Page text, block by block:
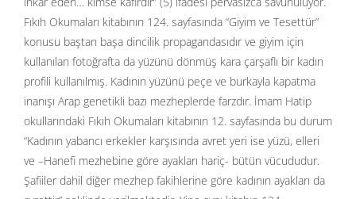
Fıkıh Okumaları kitabının 124. sayfasında “Giyim ve Tesettür”
konusu baştan başa dincilik propagandasıdır ve giyim için
kullanılan fotoğrafta da yüzünü dönmüş kara çarşaflı bir kadın
profili kullanılmış. Kadının yüzünü peçe ve burkayla kapatma
inanışı Arap genetikli bazı mezheplerde farzdır. İmam Hatip
okullarındaki Fıkıh Okumaları kitabının 12. sayfasında bu durum
“Kadının yabancı erkekler karşısında avret yeri ise yüzü, elleri
ve –Hanefi mezhebine göre ayakları hariç- bütün vücududur.
Şafiiler dahil diğer mezhep fakihlerine göre kadının ayakları da